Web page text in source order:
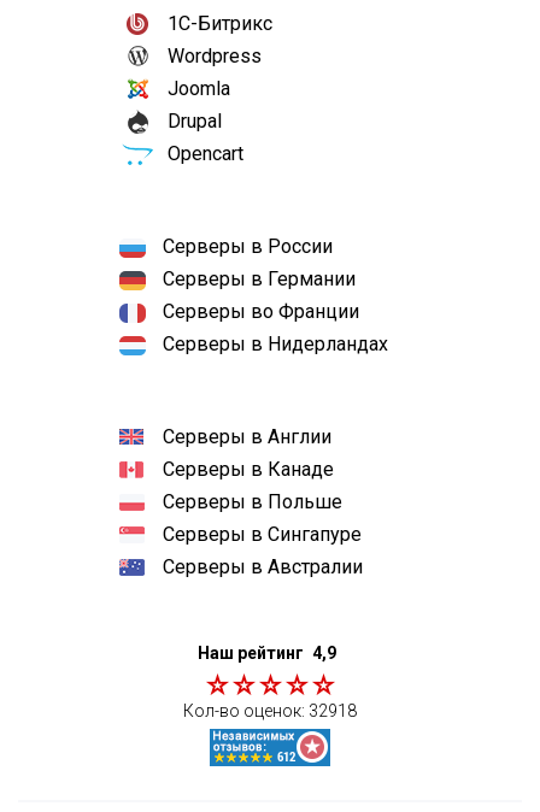
1С-Битрикс
Wordpress
Joomla
Drupal
Opencart
Серверы в России
Серверы в Германии
Серверы во Франции
Серверы в Нидерландах
Серверы в Англии
Серверы в Канаде
Серверы в Польше
Серверы в Сингапуре
Серверы в Австралии
Наш рейтинг 4,9
Кол-во оценок: 32918